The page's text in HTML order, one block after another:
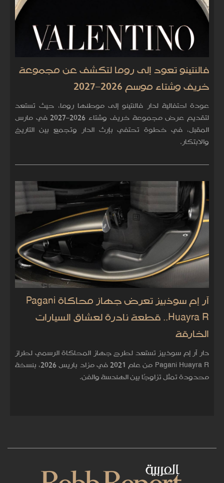
فالنتينو تعود إلى روما لتكشف عن مجموعة
خريف وشتاء موسم 2026–2027
عودة احتفالية لدار فالنتينو إلى موطنها روما، حيث تستعد
لتقديم عرض مجموعة خريف وشتاء 2026–2027 في مارس
المقبل، في خطوة تحتفي بإرث الدار وتجمع بين التاريخ
والابتكار.
آر إم سوذبيز تعرض جهاز محاكاة Pagani
Huayra R.. قطعة نادرة لعشاق السيارات
الخارقة
دار آر إم سوذبيز تستعد لطرح جهاز المحاكاة الرسمي لطراز
Pagani Huayra R من عام 2021 في مزاد باريس 2026، بنسخة
محدودة تمثل تزاوجًا بين الهندسة والفن.